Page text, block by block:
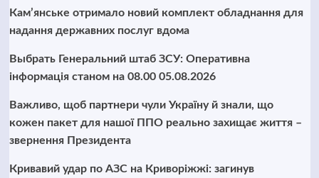
Кам’янське отримало новий комплект обладнання для
надання державних послуг вдома
Выбрать Генеральний штаб ЗСУ: Оперативна
інформація станом на 08.00 05.08.2026
Важливо, щоб партнери чули Україну й знали, що
кожен пакет для нашої ППО реально захищає життя –
звернення Президента
Кривавий удар по АЗС на Криворіжжі: загинув